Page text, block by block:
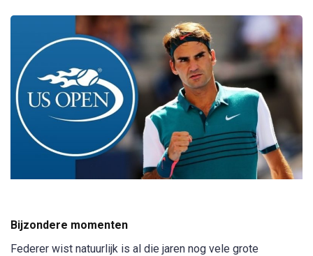
Bijzondere momenten
Federer wist natuurlijk is al die jaren nog vele grote